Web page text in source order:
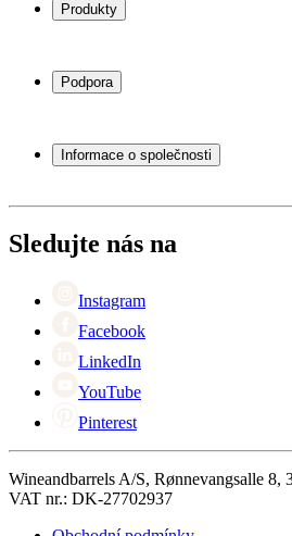
Produkty
Stojany na víno
Vinný nábytek
Podpora
Servisní případ
Platba
Vrácení
Informace o společnosti
Black Friday
Singles Day
Sledujte nás na
Instagram
Facebook
LinkedIn
YouTube
Pinterest
Wineandbarrels A/S, Rønnevangsalle 8,
VAT nr.: DK-27702937